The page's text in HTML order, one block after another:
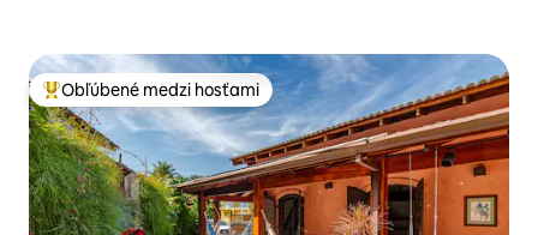
Najobľúbenejšie medzi hosťami
Obľúbené medzi hosťami